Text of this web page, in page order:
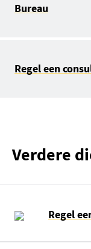
Bureau
Regel een
Verdere
Regel